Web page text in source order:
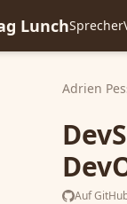
LunchSprecher
Adrien
Auf